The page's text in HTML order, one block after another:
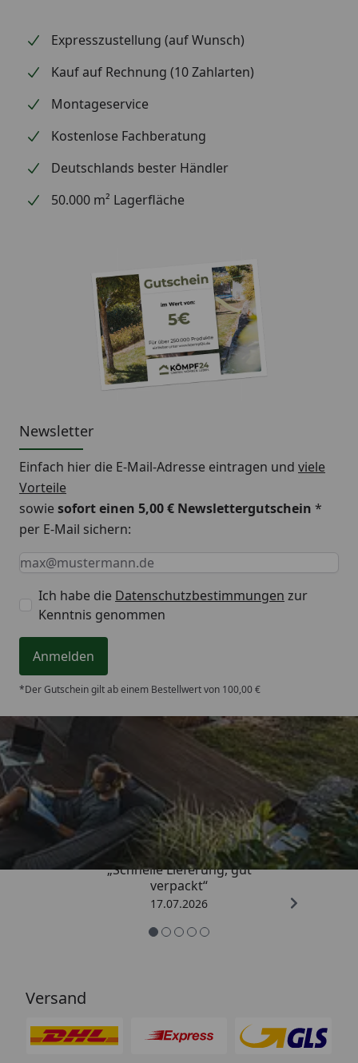
Expresszustellung (auf Wunsch)
Kauf auf Rechnung (10 Zahlarten)
Montageservice
Kostenlose Fachberatung
Deutschlands bester Händler
50.000 m² Lagerfläche
Newsletter
Einfach hier die E-Mail-Adresse eintragen und viele
Vorteile
sowiesofort einen 5,00 € Newslettergutschein *
per E-Mail sichern:
Keine Eingabe erforderlich
Eingabe erforderlich
E-Mail *
Ich habe die Datenschutzbestimmungen zur
Kenntnis genommen
Anmelden
*Der Gutschein gilt ab einem Bestellwert von 100,00 €
Trusted Shops
4,65/ 5
„Schnelle Lieferung, gut
verpackt“
17.07.2026
Versand